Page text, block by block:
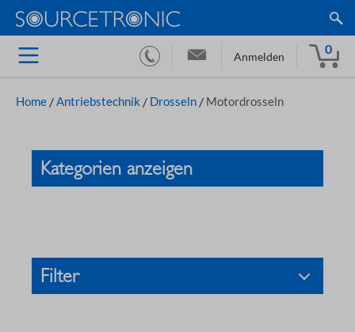
Anmelden
0
Home /Antriebstechnik / Drosseln / Motordrosseln
Kategorien anzeigen
Filter